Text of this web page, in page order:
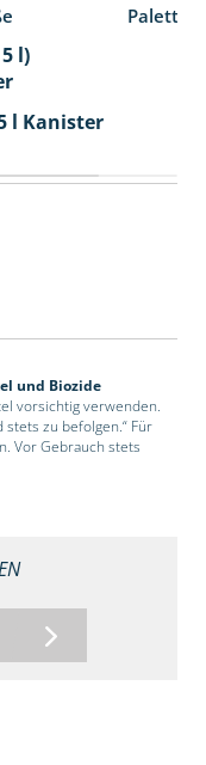
l)
l Kanister
und Biozide
vorsichtig verwenden.
zu befolgen.“ Für
Vor Gebrauch stets